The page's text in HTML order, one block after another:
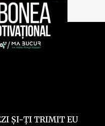
ȘI-ȚI TRIMIT EU